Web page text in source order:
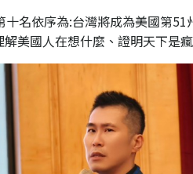
名依序為:台灣將成為美國第
美國人在想什麼、證明天下是